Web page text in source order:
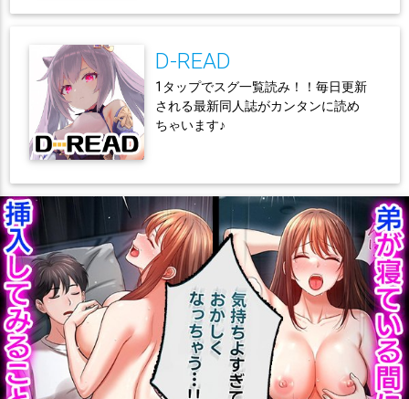
D-READ
1タップでスグ一覧読み！！毎日更新
される最新同人誌がカンタンに読め
ちゃいます♪